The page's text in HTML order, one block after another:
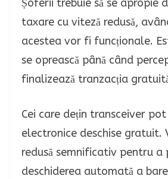
Șoferii trebuie să se apropie
taxare cu viteză redusă,
acestea vor fi funcționale.
se oprească până când
finalizează tranzacția
Cei care dețin transceiver
electronice deschise gratuit.
redusă semnificativ pentru a
deschiderea automată a